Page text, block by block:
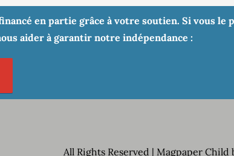
en partie grâce à votre soutien. Si vous le
aider à garantir notre indépendance :
All Rights Reserved | Magpaper Child